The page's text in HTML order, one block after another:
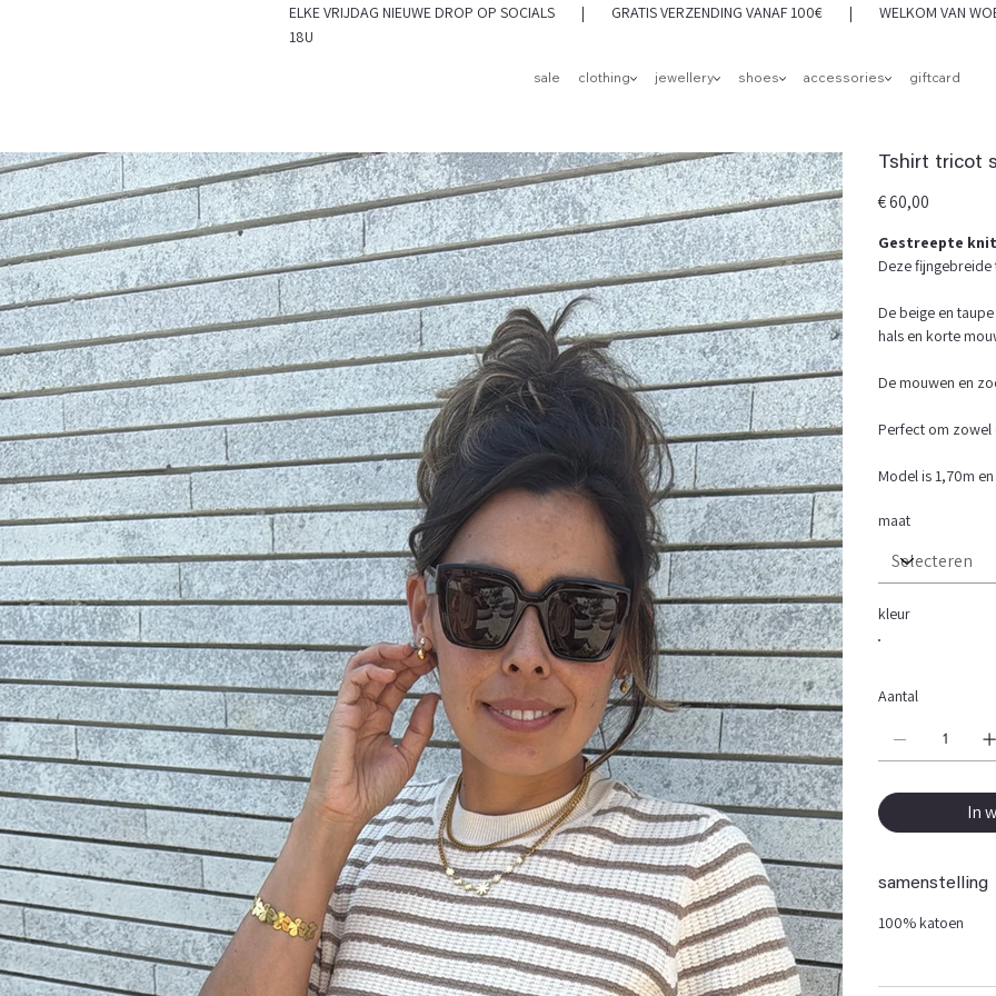
ELKE VRIJDAG NIEUWE DROP OP SOCIALS | GRATIS VERZENDING VANAF 100€ | WELKOM VAN
18U
sale clothing jewellery shoes accessories giftcard
Tshirt tricot
Prijs
€ 60,00
Gestreepte
Deze
De beige en
hals en korte
De mouwen en
Perfect om zowel
Model is 1,70m
maat
kleur
Aantal
In
samenstelling
100% katoen